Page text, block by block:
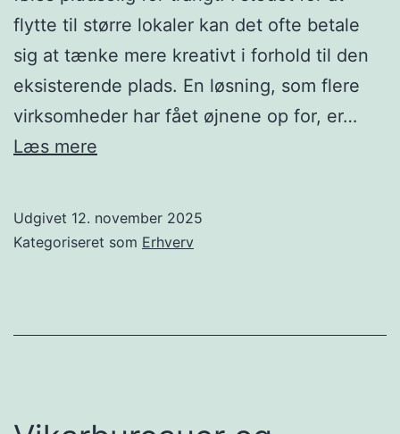
flytte til større lokaler kan det ofte betale
sig at tænke mere kreativt i forhold til den
eksisterende plads. En løsning, som flere
virksomheder har fået øjnene op for, er…
Læs mere
med
Udgivet 12. november 2025
Kategoriseret som Erhverv